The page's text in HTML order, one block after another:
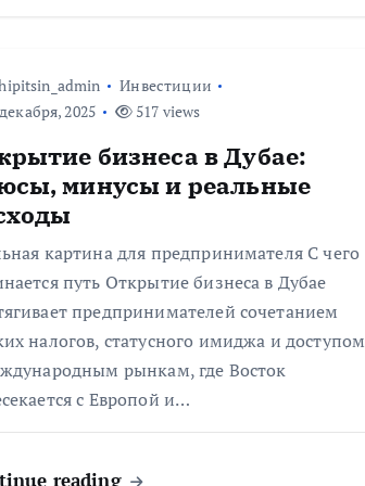
Инвестиции
2025
517 views
бизнеса в Дубае:
минусы и реальные
картина для предпринимателя С чего
путь Открытие бизнеса в Дубае
предпринимателей сочетанием
налогов, статусного имиджа и доступом
рынкам, где Восток
с Европой и…
reading